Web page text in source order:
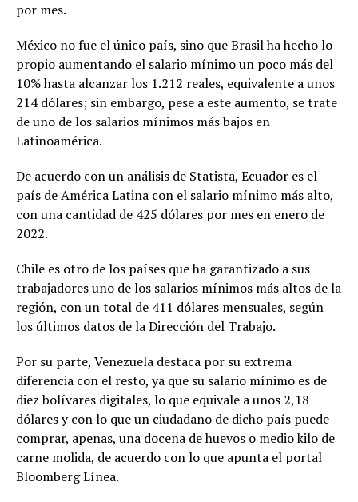
por mes.
México no fue el único país, sino que Brasil ha hecho lo
propio aumentando el salario mínimo un poco más del
10% hasta alcanzar los 1.212 reales, equivalente a unos
214 dólares; sin embargo, pese a este aumento, se trate
de uno de los salarios mínimos más bajos en
Latinoamérica.
De acuerdo con un análisis de Statista, Ecuador es el
país de América Latina con el salario mínimo más alto,
con una cantidad de 425 dólares por mes en enero de
2022.
Chile es otro de los países que ha garantizado a sus
trabajadores uno de los salarios mínimos más altos de la
región, con un total de 411 dólares mensuales, según
los últimos datos de la Dirección del Trabajo.
Por su parte, Venezuela destaca por su extrema
diferencia con el resto, ya que su salario mínimo es de
diez bolívares digitales, lo que equivale a unos 2,18
dólares y con lo que un ciudadano de dicho país puede
comprar, apenas, una docena de huevos o medio kilo de
carne molida, de acuerdo con lo que apunta el portal
Bloomberg Línea.